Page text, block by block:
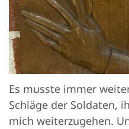
Es musste immer
Schläge der Soldaten,
mich weiterzugehen.